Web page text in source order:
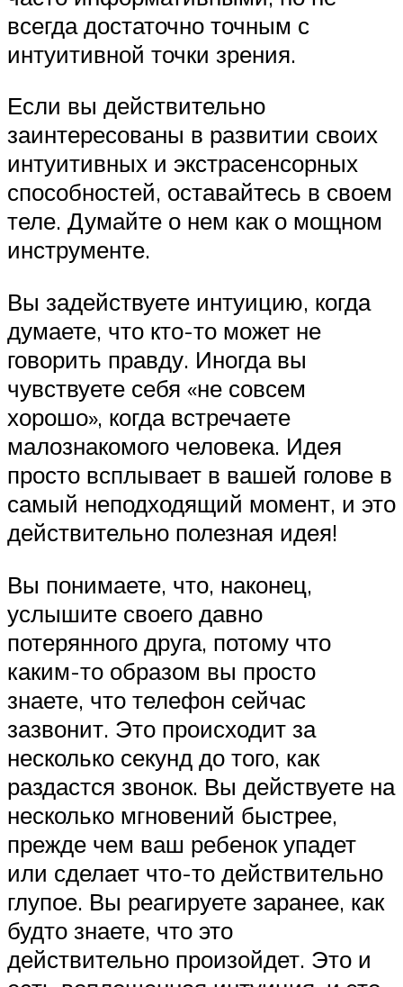
всегда достаточно точным с
интуитивной точки зрения.
Если вы действительно
заинтересованы в развитии своих
интуитивных и экстрасенсорных
способностей, оставайтесь в своем
теле. Думайте о нем как о мощном
инструменте.
Вы задействуете интуицию, когда
думаете, что кто-то может не
говорить правду. Иногда вы
чувствуете себя «не совсем
хорошо», когда встречаете
малознакомого человека. Идея
просто всплывает в вашей голове в
самый неподходящий момент, и это
действительно полезная идея!
Вы понимаете, что, наконец,
услышите своего давно
потерянного друга, потому что
каким-то образом вы просто
знаете, что телефон сейчас
зазвонит. Это происходит за
несколько секунд до того, как
раздастся звонок. Вы действуете на
несколько мгновений быстрее,
прежде чем ваш ребенок упадет
или сделает что-то действительно
глупое. Вы реагируете заранее, как
будто знаете, что это
действительно произойдет. Это и